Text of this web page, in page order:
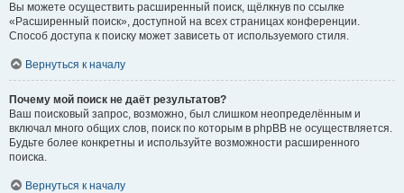
Вы можете осуществить расширенный поиск, щёлкнув по ссылке
«Расширенный поиск», доступной на всех страницах конференции.
Способ доступа к поиску может зависеть от используемого стиля.
Вернуться к началу
Почему мой поиск не даёт результатов?
Ваш поисковый запрос, возможно, был слишком неопределённым и
включал много общих слов, поиск по которым в phpBB не осуществляется.
Будьте более конкретны и используйте возможности расширенного
поиска.
Вернуться к началу